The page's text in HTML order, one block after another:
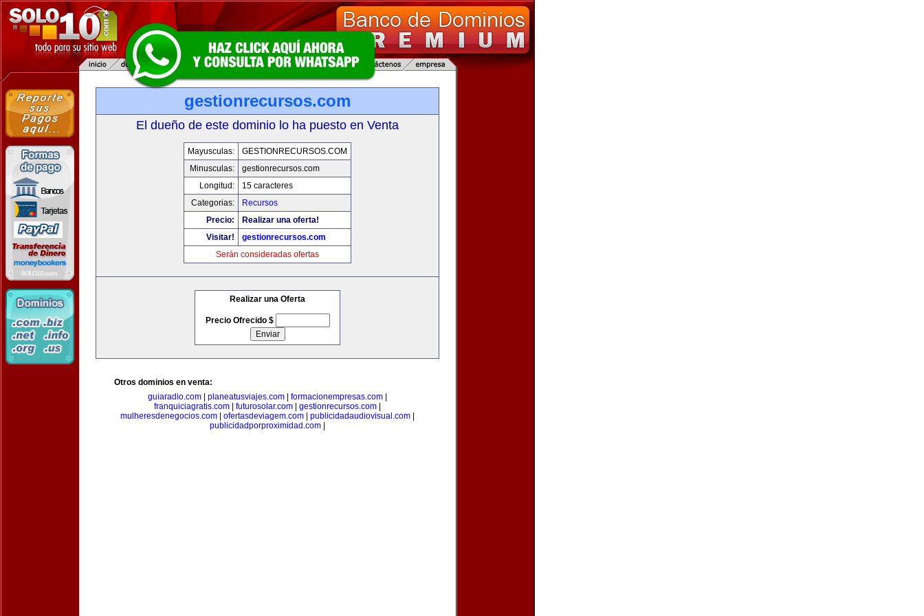
gestionrecursos.com
El dueño de este dominio lo ha puesto en Venta
Mayusculas:
GESTIONRECURSOS.COM
Minusculas:
gestionrecursos.com
Longitud:
15 caracteres
Categorias:
Recursos
Precio:
Realizar una oferta!
Visitar!
gestionrecursos.com
Serán consideradas ofertas
Realizar una Oferta
Precio Ofrecido $
Otros dominios en venta:
guiaradio.com
planeatusviajes.com formacionempresas.com
franquiciagratis.com
futurosolar.com gestionrecursos.com
mulheresdenegocios.com
ofertasdeviagem.com publicidadaudiovisual.com
publicidadporproximidad.com